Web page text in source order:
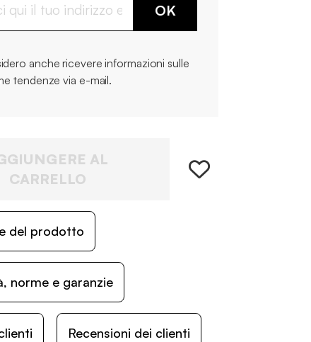
OK
anche ricevere informazioni sulle
tendenze via e-mail.
AL
CARRELLO
del prodotto
norme e garanzie
Recensioni dei clienti